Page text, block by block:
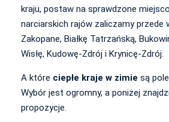
kraju, postaw na sprawdzone
narciarskich rajów zaliczamy przede
Zakopane, Białkę Tatrzańską,
Wisłę, Kudowę-Zdrój i Krynicę-Zdrój.
A które ciepłe kraje w zimie są
Wybór jest ogromny, a poniżej
propozycje.